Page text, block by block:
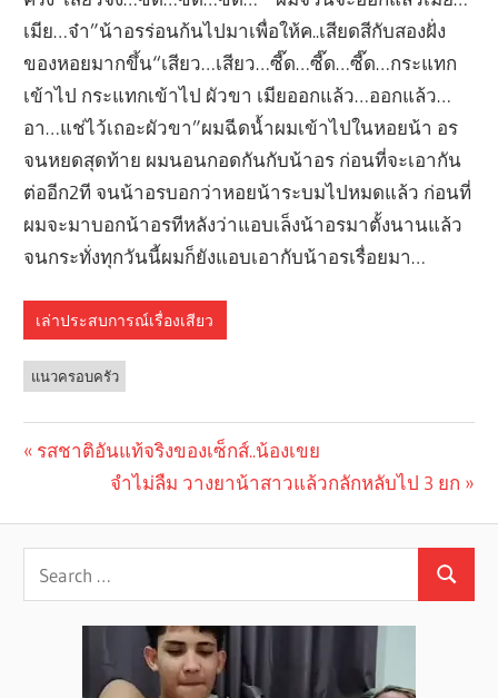
เมีย…จ๋า”น้าอรร่อนก้นไปมาเพื่อให้ค..เสียดสีกับสองฝั่ง
ของหอยมากขึ้น“เสียว…เสียว…ซี๊ด…ซี๊ด…ซี๊ด…กระแทก
เข้าไป กระแทกเข้าไป ผัวขา เมียออกแล้ว…ออกแล้ว…
อา…แช่ไว้เถอะผัวขา”ผมฉีดน้ำผมเข้าไปในหอยน้า อร
จนหยดสุดท้าย ผมนอนกอดกันกับน้าอร ก่อนที่จะเอากัน
ต่ออีก2ที จนน้าอรบอกว่าหอยน้าระบมไปหมดแล้ว ก่อนที่
ผมจะมาบอกน้าอรทีหลังว่าแอบเล็งน้าอรมาตั้งนานแล้ว
จนกระทั่งทุกวันนี้ผมก็ยังแอบเอากับน้าอรเรื่อยมา…
เล่าประสบการณ์เรื่องเสียว
แนวครอบครัว
navigation
Previous
รสชาติอันแท้จริงของเซ็กส์..น้องเขย
Next
จำไม่ลืม วางยาน้าสาวแล้วกลักหลับไป 3 ยก